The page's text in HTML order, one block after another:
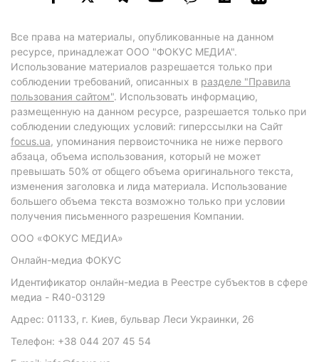
Все права на материалы, опубликованные на данном
ресурсе, принадлежат ООО "ФОКУС МЕДИА".
Использование материалов разрешается только при
соблюдении требований, описанных в разделе "Правила
пользования сайтом". Использовать информацию,
размещенную на данном ресурсе, разрешается только при
соблюдении следующих условий: гиперссылки на Сайт
focus.ua, упоминания первоисточника не ниже первого
абзаца, объема использования, который не может
превышать 50% от общего объема оригинального текста,
изменения заголовка и лида материала. Использование
большего объема текста возможно только при условии
получения письменного разрешения Компании.
ООО «ФОКУС МЕДИА»
Онлайн-медиа ФОКУС
Идентификатор онлайн-медиа в Реестре субъектов в сфере
медиа - R40-03129
Адрес: 01133, г. Киев, бульвар Леси Украинки, 26
Телефон: +38 044 207 45 54